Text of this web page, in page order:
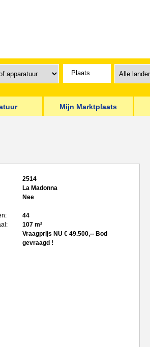
Mijn Marktplaats
2514
La Madonna
Nee
44
107 m²
Vraagprijs NU € 49.500,-- Bod
gevraagd !